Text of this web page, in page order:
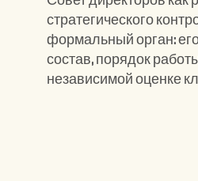
стратегического
формальный орган:
состав, порядок
независимой оценке